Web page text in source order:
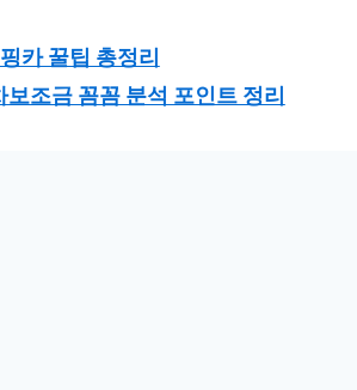
카 꿀팁 총정리
조금 꼼꼼 분석 포인트 정리